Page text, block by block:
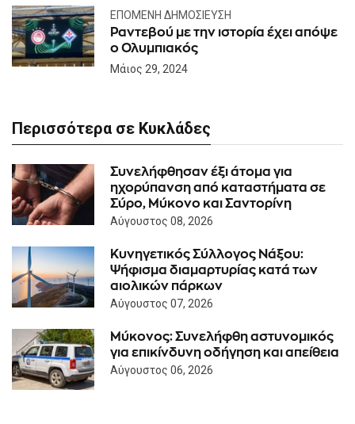
ΕΠΌΜΕΝΗ ΔΗΜΟΣΊΕΥΣΗ
Ραντεβού με την ιστορία έχει απόψε
ο Ολυμπιακός
Μάιος 29, 2024
Περισσότερα σε Κυκλάδες
Συνελήφθησαν έξι άτομα για
ηχορύπανση από καταστήματα σε
Σύρο, Μύκονο και Σαντορίνη
Αύγουστος 08, 2026
Κυνηγετικός Σύλλογος Νάξου:
Ψήφισμα διαμαρτυρίας κατά των
αιολικών πάρκων
Αύγουστος 07, 2026
Μύκονος: Συνελήφθη αστυνομικός
για επικίνδυνη οδήγηση και απείθεια
Αύγουστος 06, 2026